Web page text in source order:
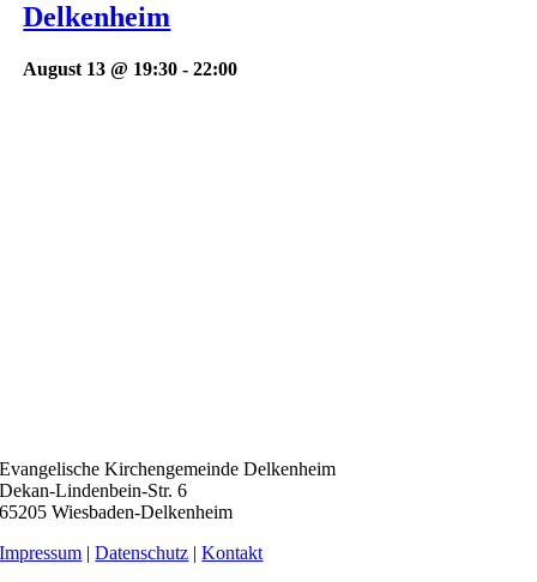
Delkenheim
August 13 @ 19:30 -22:00
Evangelische Kirchengemeinde Delkenheim
Dekan-Lindenbein-Str. 6
65205 Wiesbaden-Delkenheim
Impressum |Datenschutz |Kontakt